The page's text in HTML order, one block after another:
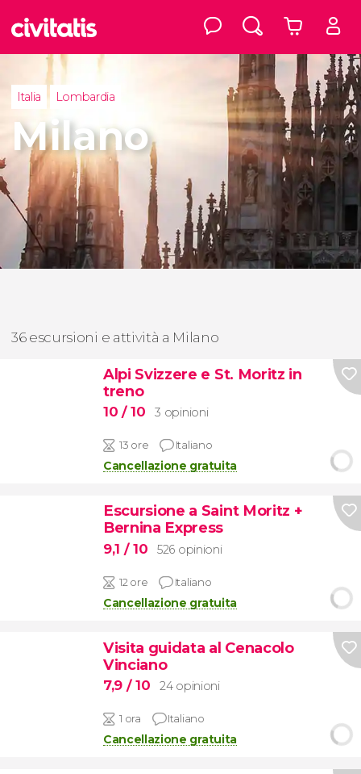
Italia Lombardia
Milano
36 escursioni e attività a Milano
Alpi Svizzere e St. Moritz in
treno
10 / 10 3 opinioni
13 ore Italiano
Cancellazione gratuita
Escursione a Saint Moritz +
Bernina Express
9,1 / 10 526 opinioni
12 ore Italiano
Cancellazione gratuita
Visita guidata al Cenacolo
Vinciano
7,9 / 10 24 opinioni
1 ora Italiano
Cancellazione gratuita